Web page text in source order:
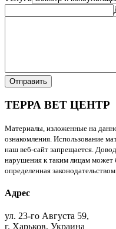
Отправить
ТЕРРА ВЕТ ЦЕНТР
Материалы, изложенные на
ознакомления. Использование
наш веб-сайт запрещается.
нарушения к таким лицам может
определенная
Адрес
ул. 23-го Августа 59,
г. Харьков, Украина